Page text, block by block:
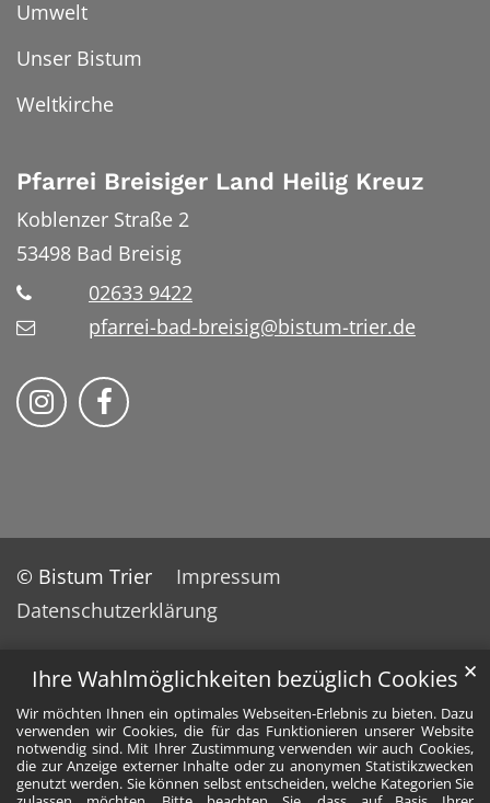
Ihre Wahlmöglichkeiten bezüglich Cookies
Wir möchten Ihnen ein optimales Webseiten-Erlebnis zu bieten. Dazu
verwenden wir Cookies, die für das Funktionieren unserer Website
notwendig sind. Mit Ihrer Zustimmung verwenden wir auch Cookies,
die zur Anzeige externer Inhalte oder zu anonymen Statistikzwecken
genutzt werden. Sie können selbst entscheiden, welche Kategorien Sie
✕
Umwelt
Unser Bistum
Weltkirche
Pfarrei Breisiger Land Heilig Kreuz
Koblenzer Straße 2
53498 Bad Breisig
02633 9422
pfarrei-bad-breisig@bistum-trier.de
Folge uns auf Instragram
Folge uns auf Facebook
© Bistum Trier
Impressum
Datenschutzerklärung